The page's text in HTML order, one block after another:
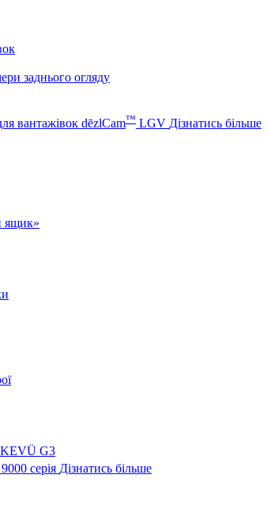
заднього огляду
вантажівок dēzlCam™ LGV Дізнатись більше
ящик»
G3
9000 серія Дізнатись більше